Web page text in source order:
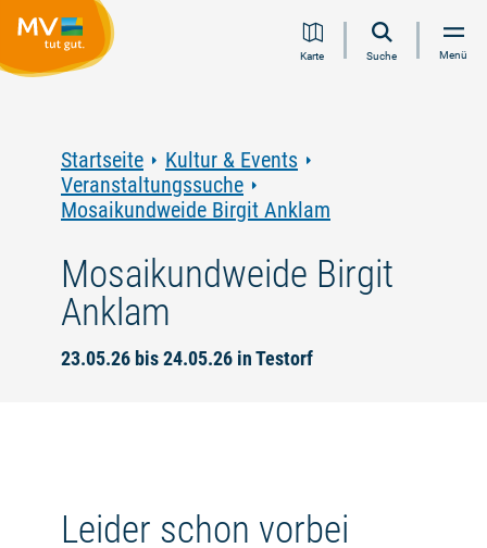
Inhalt
Navigation
Volltextsuche
FooterKarte Suche Menü
Startseite
Kultur & Events
Veranstaltungssuche
Mosaikundweide Birgit Anklam
Mosaikundweide Birgit
Anklam
23.05.26 bis 24.05.26 in Testorf
Leider schon vorbei